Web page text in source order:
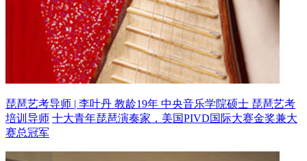
琵琶艺考导师 | 李叶丹 教龄19年 中央音乐学院硕士 琵琶艺考
培训导师 十大青年琵琶演奏家，美国PIVD国际大赛金奖兼大
赛总冠军